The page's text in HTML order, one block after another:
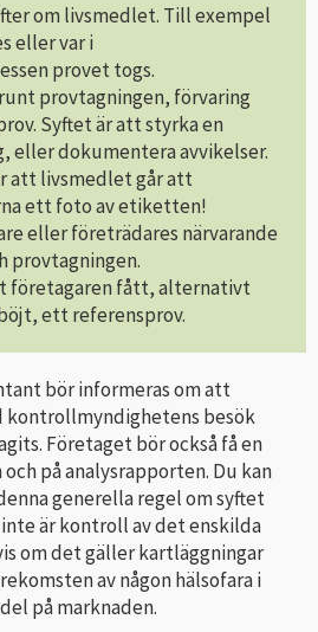
om livsmedlet. Till exempel
eller var i
provet togs.
provtagningen, förvaring
Syftet är att styrka en
eller dokumentera avvikelser.
att livsmedlet går att
ett foto av etiketten!
eller företrädares närvarande
provtagningen.
företagaren fått, alternativt
ett referensprov.
bör informeras om att
kontrollmyndighetens besök
Företaget bör också få en
på analysrapporten. Du kan
generella regel om syftet
är kontroll av det enskilda
om det gäller kartläggningar
av någon hälsofara i
på marknaden.